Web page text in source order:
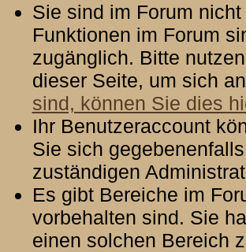
Sie sind im Forum
Funktionen im Forum
zugänglich. Bitte
dieser Seite, um sich
sind, können Sie dies
Ihr Benutzeraccount
Sie sich
zuständigen
Es gibt Bereiche im
vorbehalten sind. Sie
einen solchen Bereich